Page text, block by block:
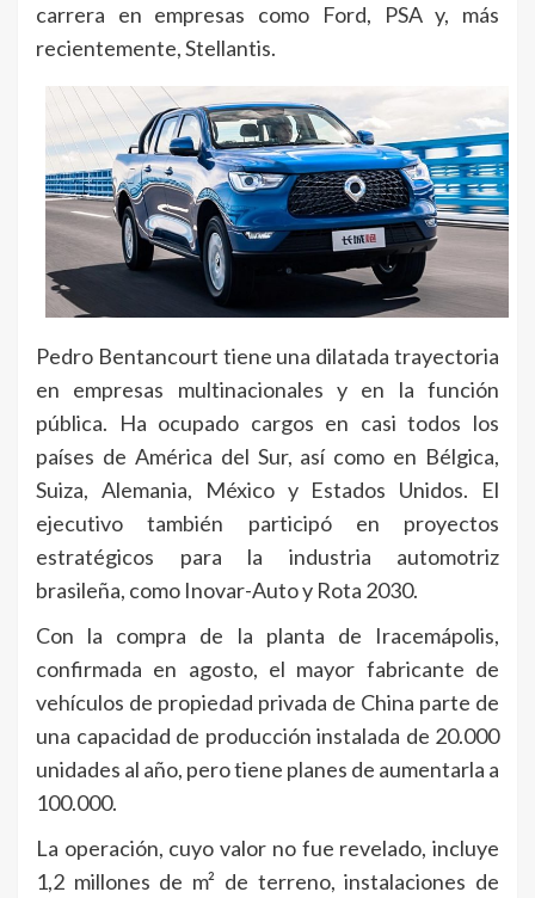
carrera en empresas como Ford, PSA y, más
recientemente, Stellantis.
Pedro Bentancourt tiene una dilatada trayectoria
en empresas multinacionales y en la función
pública. Ha ocupado cargos en casi todos los
países de América del Sur, así como en Bélgica,
Suiza, Alemania, México y Estados Unidos. El
ejecutivo también participó en proyectos
estratégicos para la industria automotriz
brasileña, como Inovar-Auto y Rota 2030.
Con la compra de la planta de Iracemápolis,
confirmada en agosto, el mayor fabricante de
vehículos de propiedad privada de China parte de
una capacidad de producción instalada de 20.000
unidades al año, pero tiene planes de aumentarla a
100.000.
La operación, cuyo valor no fue revelado, incluye
1,2 millones de m² de terreno, instalaciones de